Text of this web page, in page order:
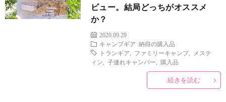
ビュー。結局どっちがオススメ
か？
2020.09.29
キャンプギア 納得の購入品
トランギア
ファミリーキャンプ,
メステ
ィン
子連れキャンパー 購入品
続きを読む